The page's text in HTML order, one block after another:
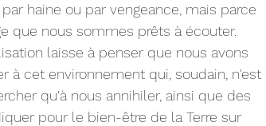
haine ou par vengeance, mais parce
que nous sommes prêts à écouter.
laisse à penser que nous avons
à cet environnement qui, soudain, n'est
qu'à nous annihiler, ainsi que des
pour le bien-être de la Terre sur